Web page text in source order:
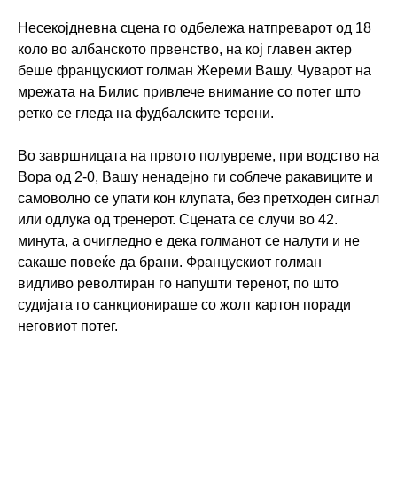
Несекојдневна сцена го одбележа натпреварот од 18
коло во албанското првенство, на кој главен актер
беше францускиот голман Жереми Вашу. Чуварот на
мрежата на Билис привлече внимание со потег што
ретко се гледа на фудбалските терени.
Во завршницата на првото полувреме, при водство на
Вора од 2-0, Вашу ненадејно ги соблече ракавиците и
самоволно се упати кон клупата, без претходен сигнал
или одлука од тренерот. Сцената се случи во 42.
минута, а очигледно е дека голманот се налути и не
сакаше повеќе да брани. Францускиот голман
видливо револтиран го напушти теренот, по што
судијата го санкционираше со жолт картон поради
неговиот потег.